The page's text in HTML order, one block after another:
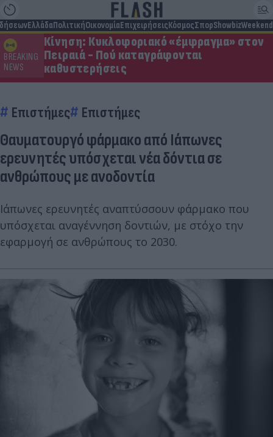
ΕλλάδαΠολιτικήΟικονομίαΕπιχειρήσειςΚόσμοςΣπορShowbizWeekend
BREAKING
NEWS
Κίνηση: Κυκλοφοριακό «έμφραγμα» στον
Πειραιά - Πού καταγράφονται
καθυστερήσεις
Επιστήμες Επιστήμες
Θαυματουργό φάρμακο από Ιάπωνες
ερευνητές υπόσχεται νέα δόντια σε
ανθρώπους με ανοδοντία
Ιάπωνες ερευνητές αναπτύσσουν φάρμακο που
υπόσχεται αναγέννηση δοντιών, με στόχο την
εφαρμογή σε ανθρώπους το 2030.